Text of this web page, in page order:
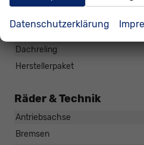
Dachreling
Herstellerpaket
Räder & Technik
Antriebsachse
Bremsen
Datenschutzerklärung